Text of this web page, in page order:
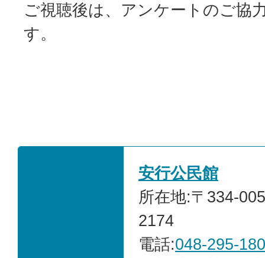
ご視聴後は、アンケートのご協
す。
安行公民館
所在地:〒334-
2174
電話:048-295-